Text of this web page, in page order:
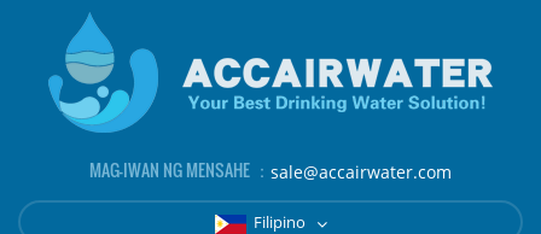
MAG-IWAN NG MENSAHE ： sale@accairwater.com
Filipino